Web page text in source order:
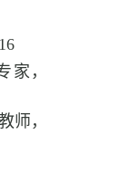
家，
师，